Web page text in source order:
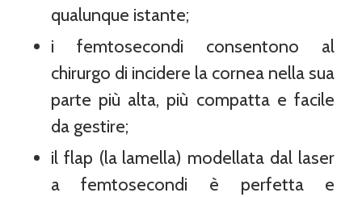
qualunque istante;
i femtosecondi consentono al
chirurgo di incidere la cornea nella sua
parte più alta, più compatta e facile
da gestire;
il flap (la lamella) modellata dal laser
a femtosecondi è perfetta e